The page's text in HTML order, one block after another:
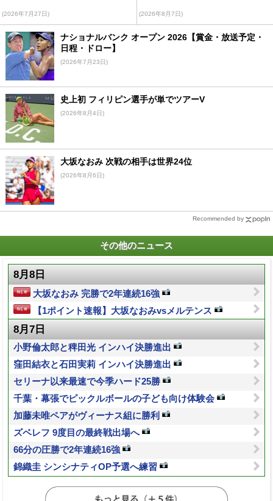
(2026年7月27日) (2026年8月7日)
ナショナルバンク オープン 2026【賞金・放送予定・
日程・ドロー】
(2026年7月23日)
史上初 フィリピン選手が単でツアーV
(2026年8月4日)
大坂なおみ 次戦の相手は世界24位
(2026年8月6日)
Recommended by
その他のニュース
8月8日
大坂なおみ 完勝で2年連続16強
【1ポイント速報】大坂なおみvsメルテンス
8月7日
小野倫太郎と稗田光 インハイ決勝進出
窪田結衣と石田実莉 インハイ決勝進出
セリーナ以来最速で今季ハード25勝
千葉・幕張でピックルボールの子ども向け体験会
加藤未唯ペアがヴィーナス組に勝利
ズベレフ 9度目の最終戦出場へ
66分の圧勝で2年連続16強
錦織圭 シンシナティOP予選へ練習